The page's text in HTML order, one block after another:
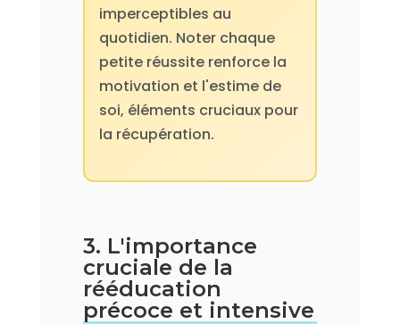
imperceptibles au
quotidien. Noter chaque
petite réussite renforce la
motivation et l'estime de
soi, éléments cruciaux pour
la récupération.
3. L'importance
cruciale de la
rééducation
précoce et intensive